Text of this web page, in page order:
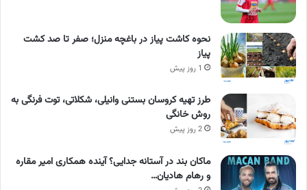
نحوه کاشت پیاز در باغچه منزل؛ صفر تا صد کشت
پیاز
1 روز پیش
طرز تهیه کروسان بستنی وانیلی، شکلاتی، توت فرنگی به
روش خانگی
2 روز پیش
ماکان بند در آستانه جدایی؟ آینده همکاری امیر مقاره
و رهام هادیان…